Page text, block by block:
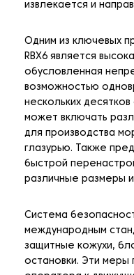
извлекается и
Одним из ключевых
RBX6 является
обусловленная
возможностью
нескольких
может включать
для производства
глазурью. Также
быстрой
различные размеры
Система
международным
защитные кожухи,
остановки. Эти